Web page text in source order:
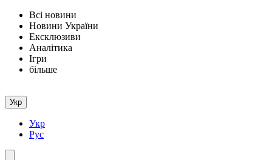
Всі новини
Новини України
Ексклюзиви
Аналітика
Ігри
більше
Укр
Укр
Рус